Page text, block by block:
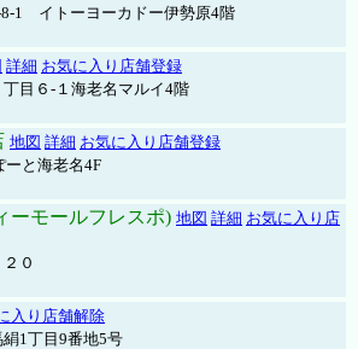
1 イトーヨーカドー伊勢原4階
詳細 お気に入り店舗登録
目６-１海老名マルイ4階
地図 詳細 お気に入り店舗登録
ーと海老名4F
ーモールフレスポ) 地図 詳細 お気に入り店
０
入り店舗解除
1丁目9番地5号